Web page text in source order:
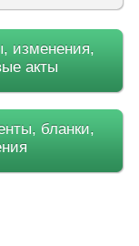
изменения,
акты
бланки,